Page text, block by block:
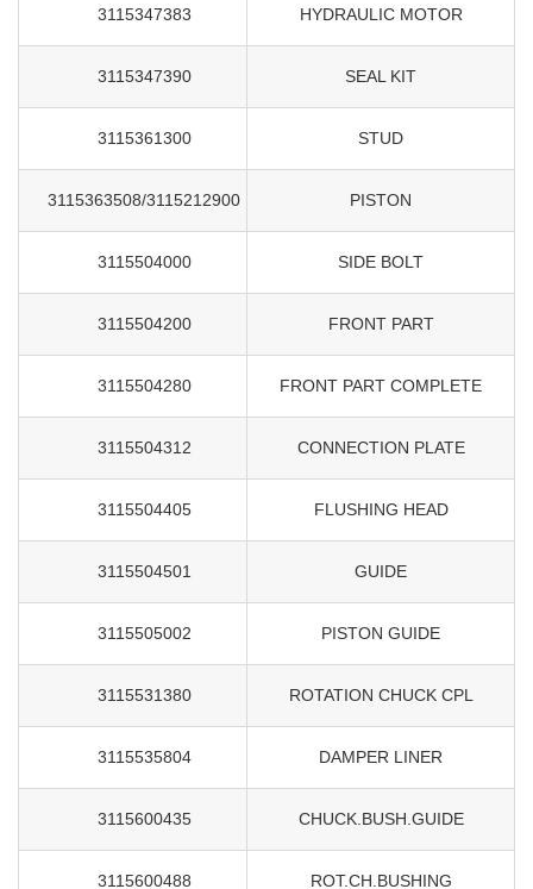
3115347383 HYDRAULIC MOTOR
3115347390 SEAL KIT
3115361300 STUD
3115363508/3115212900 PISTON
3115504000 SIDE BOLT
3115504200 FRONT PART
3115504280 FRONT PART COMPLETE
3115504312 CONNECTION PLATE
3115504405 FLUSHING HEAD
3115504501 GUIDE
3115505002 PISTON GUIDE
3115531380 ROTATION CHUCK CPL
3115535804 DAMPER LINER
3115600435 CHUCK.BUSH.GUIDE
3115600488 ROT.CH.BUSHING